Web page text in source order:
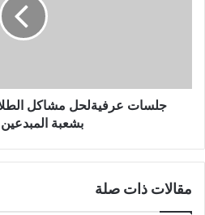
جلسات عرفيةلحل مشاكل الطلاق
بشعبة
مقالات ذات صلة